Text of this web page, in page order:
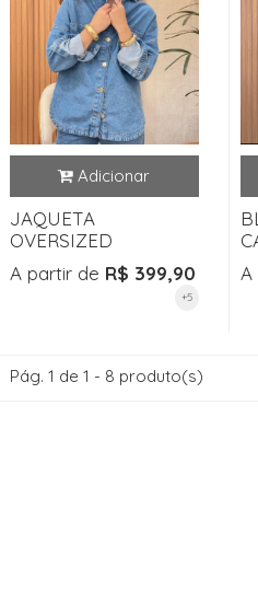
JAQUETA
OVERSIZED
A partir de R$ 399,90
+5
A
Pág. 1 de 1 - 8 produto(s)